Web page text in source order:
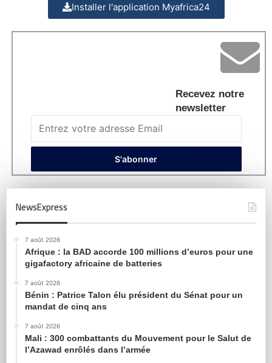
Installer l'application Myafrica24
Recevez notre
newsletter
NewsExpress
7 août 2026
Afrique : la BAD accorde 100 millions d’euros pour une
gigafactory africaine de batteries
7 août 2026
Bénin : Patrice Talon élu président du Sénat pour un
mandat de cinq ans
7 août 2026
Mali : 300 combattants du Mouvement pour le Salut de
l’Azawad enrôlés dans l’armée